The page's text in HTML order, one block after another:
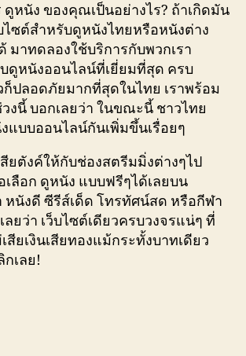
ดูหนัง ของคุณเป็นอย่างไร? ถ้าเกิดมัน
ไซต์สำหรับดูหนังไทยหรือหนังต่าง
มาทดลองใช้บริการกับพวกเรา
บดูหนังออนไลน์ที่เยี่ยมที่สุด ครบ
ก็ปลอดภัยมากที่สุดในไทย เราพร้อม
งนี้ บอกเลยว่า ในขณะนี้ ชาวไทย
บบออนไลน์กันเพิ่มขึ้นเรื่อยๆ
ยตังค์ให้กับช่องสตรีมมิ่งต่างๆไป
เลือก ดูหนัง แบบฟรีๆได้เลยบน
หนังดี ซีรีส์เด็ด โทรทัศน์สด หรือกีฬา
ยว่า เว็บไซต์เดียวครบวงจรแน่ๆ ที่
ยเงินเสียทองแม้กระทั้งบาทเดียว
เลย!